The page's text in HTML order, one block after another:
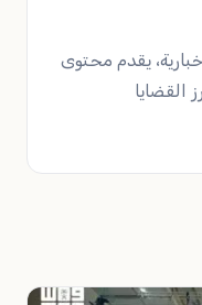
يقدم محتوى
القضايا